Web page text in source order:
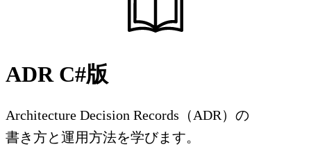
ADR C#版
Architecture Decision Records（ADR）の
書き方と運用方法を学びます。